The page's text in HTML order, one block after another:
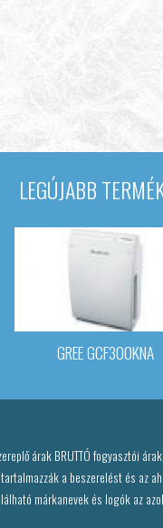
LEGÚJABB
GREE GCF300KNA
árak BRUTTÓ fogyasztói
a beszerelést és az
márkanevek és logók az